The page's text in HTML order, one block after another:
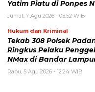
Yatim Piatu di Ponpes
Jumat, 7 Agu 2026 - 05:52 WIB
Hukum dan Kriminal
Tekab 308 Polsek
Ringkus Pelaku
NMax di Bandar
Rabu, 5 Agu 2026 - 12:24 WIB